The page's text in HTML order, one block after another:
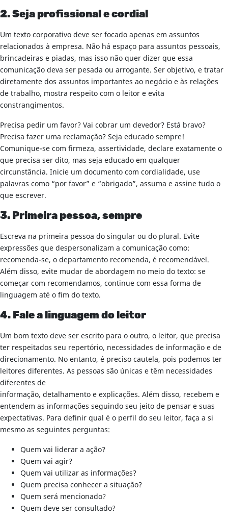
2. Seja profissional e cordial
Um texto corporativo deve ser focado apenas em assuntos
relacionados à empresa. Não há espaço para assuntos pessoais,
brincadeiras e piadas, mas isso não quer dizer que essa
comunicação deva ser pesada ou arrogante. Ser objetivo, e tratar
diretamente dos assuntos importantes ao negócio e às relações
de trabalho, mostra respeito com o leitor e evita
constrangimentos.
Precisa pedir um favor? Vai cobrar um devedor? Está bravo?
Precisa fazer uma reclamação? Seja educado sempre!
Comunique-se com firmeza, assertividade, declare exatamente o
que precisa ser dito, mas seja educado em qualquer
circunstância. Inicie um documento com cordialidade, use
palavras como “por favor” e “obrigado”, assuma e assine tudo o
que escrever.
3. Primeira pessoa, sempre
Escreva na primeira pessoa do singular ou do plural. Evite
expressões que despersonalizam a comunicação como:
recomenda-se, o departamento recomenda, é recomendável.
Além disso, evite mudar de abordagem no meio do texto: se
começar com recomendamos, continue com essa forma de
linguagem até o fim do texto.
4. Fale a linguagem do leitor
Um bom texto deve ser escrito para o outro, o leitor, que precisa
ter respeitados seu repertório, necessidades de informação e de
direcionamento. No entanto, é preciso cautela, pois podemos ter
leitores diferentes. As pessoas são únicas e têm necessidades
diferentes de
informação, detalhamento e explicações. Além disso, recebem e
entendem as informações seguindo seu jeito de pensar e suas
expectativas. Para definir qual é o perfil do seu leitor, faça a si
mesmo as seguintes perguntas:
Quem vai liderar a ação?
Quem vai agir?
Quem vai utilizar as informações?
Quem precisa conhecer a situação?
Quem será mencionado?
Quem deve ser consultado?